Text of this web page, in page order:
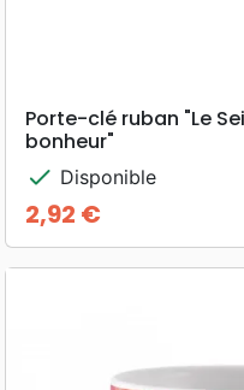
Porte-clé ruban "Le
bonheur"
check Disponible
Prix
2,92 €